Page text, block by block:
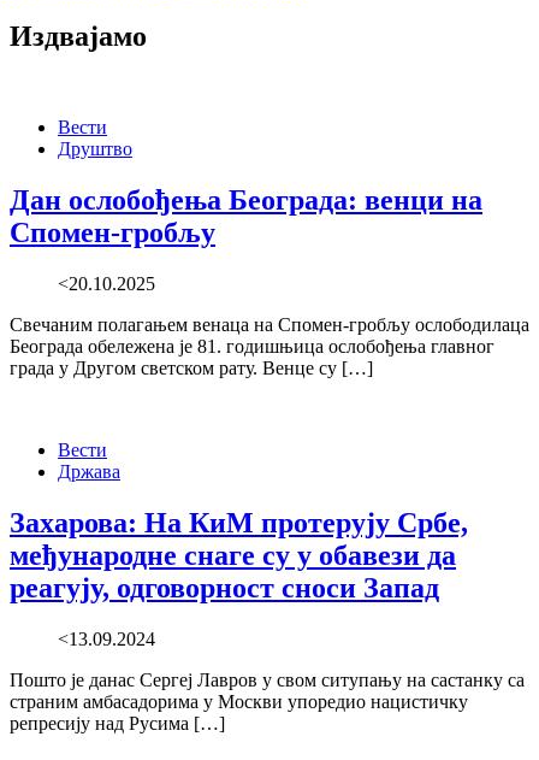
Издвајамо
Вести
Друштво
Дан ослобођења Београда: венци на
Спомен-гробљу
<20.10.2025
Свечаним полагањем венаца на Спомен-гробљу ослободилаца
Београда обележена је 81. годишњица ослобођења главног
града у Другом светском рату. Венце су […]
Вести
Држава
Захарова: На КиМ протерују Србе,
међународне снаге су у обавези да
реагују, одговорност сноси Запад
<13.09.2024
Пошто је данас Сергеј Лавров у свом ситупању на састанку са
страним амбасадорима у Москви упоредио нацистичку
репресију над Русима […]